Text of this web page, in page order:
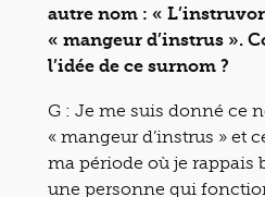
autre nom : «
« mangeur d’instrus ».
l’idée de ce surnom ?
G : Je me suis donné ce
« mangeur d’instrus » et
ma période où je rappais
une personne qui